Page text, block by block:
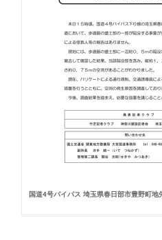
国道4号バイパス 埼玉県春日部市豊野町